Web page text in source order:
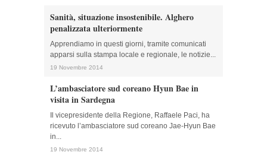
Sanità, situazione insostenibile. Alghero
penalizzata ulteriormente
Apprendiamo in questi giorni, tramite comunicati
apparsi sulla stampa locale e regionale, le notizie...
19 Novembre 2014
L’ambasciatore sud coreano Hyun Bae in
visita in Sardegna
Il vicepresidente della Regione, Raffaele Paci, ha
ricevuto l’ambasciatore sud coreano Jae-Hyun Bae
in...
19 Novembre 2014